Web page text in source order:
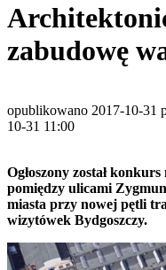
zabudowę
opublikowano 2017-10-31
10-31 11:00
Ogłoszony został
pomiędzy ulicami
miasta przy nowej pętli
wizytówek Bydgoszczy.